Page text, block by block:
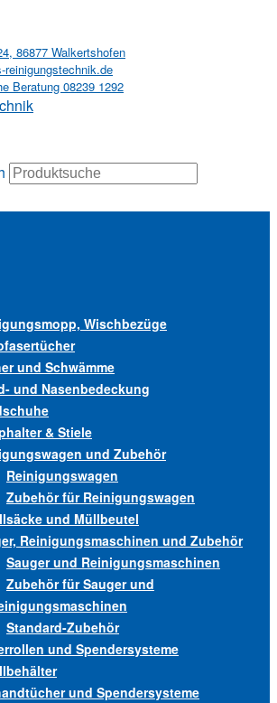
86877 Walkertshofen
reinigungstechnik.de
Beratung 08239 1292
Wischbezüge
und Schwämme
und Nasenbedeckung
& Stiele
und Zubehör
Reinigungswagen
Zubehör für Reinigungswagen
und Müllbeutel
Reinigungsmaschinen und Zubehör
Sauger und Reinigungsmaschinen
Zubehör für Sauger und
Standard-Zubehör
und Spendersysteme
und Spendersysteme